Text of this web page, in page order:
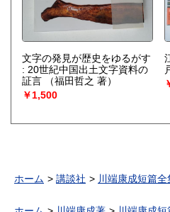
文字の発見が歴史をゆるがす
: 20世紀中国出土文字資料の
証言
（福田哲之 著）
￥1,500
ホーム 講談社 川端康成短篇全